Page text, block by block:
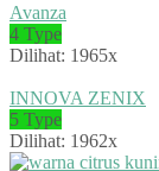
Avanza
4 Type
Dilihat: 1965x
INNOVA ZENIX
5 Type
Dilihat: 1962x